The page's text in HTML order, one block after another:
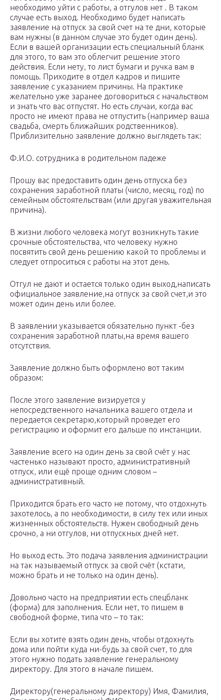
необходимо уйти с работы, а отгулов нет . В таком
случае есть выход. Необходимо будет написать
заявление на отпуск за свой счет на те дни, которые
вам нужны (в данном случае это будет один день).
Если в вашей организации есть специальный бланк
для этого, то вам это облегчит решение этого
действия. Если нету, то лист бумаги и ручка вам в
помощь. Приходите в отдел кадров и пишите
заявление с указанием причины. На практике
желательно уже заранее договориться с начальством
и знать что вас отпустят. Но есть случаи, когда вас
просто не имеют права не отпустить (например ваша
свадьба, смерть ближайших родственников).
Приблизительно заявление должно выглядеть так:
Ф.И.О. сотрудника в родительном падеже
Прошу вас предоставить один день отпуска без
сохранения заработной платы (число, месяц, год) по
семейным обстоятельствам (или другая уважительная
причина).
В жизни любого человека могут возникнуть такие
срочные обстоятельства, что человеку нужно
посвятить свой день решению какой то проблемы и
следует отпроситься с работы на этот день.
Отгул не дают и остается только один выход,написать
официальное заявление,на отпуск за свой счет,и это
может один день или более.
В заявлении указывается обязательно пункт -без
сохранения заработной платы,на время вашего
отсутствия.
Заявление должно быть оформлено вот таким
образом:
После этого заявление визируется у
непосредственного начальника вашего отдела и
передается секретарю,который проведет его
регистрацию и оформит его дальше по инстанции.
Заявление всего на один день за свой счёт у нас
частенько называют просто, административный
отпуск, или ещё проще одним словом –
административный.
Приходится брать его часто не потому, что отдохнуть
захотелось, а по необходимости, в силу тех или иных
жизненных обстоятельств. Нужен свободный день
срочно, а ни отгулов, ни отпускных дней нет.
Но выход есть. Это подача заявления администрации
на так называемый отпуск за свой счёт (кстати,
можно брать и не только на один день).
Довольно часто на предприятии есть спецбланк
(форма) для заполнения. Если нет, то пишем в
свободной форме, типа что – то так:
Если вы хотите взять один день, чтобы отдохнуть
дома или пойти куда ни-будь за свой счет, то для
этого нужно подать заявление генеральному
директору. Для этого в начале пишем.
Директору(генеральному директору) Имя, Фамилия,